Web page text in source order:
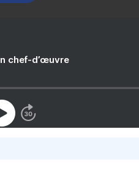
chef-d’œuvre